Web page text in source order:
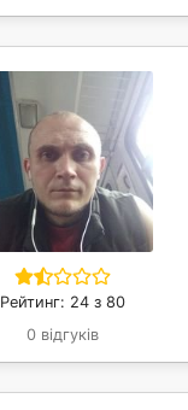
Рейтинг: 24 з 80
0 відгуків